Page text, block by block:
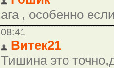
ага , особенно
08:41
Витек21
Тишина это